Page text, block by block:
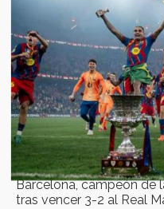
Barcelona, campeón de
tras vencer 3-2 al Real